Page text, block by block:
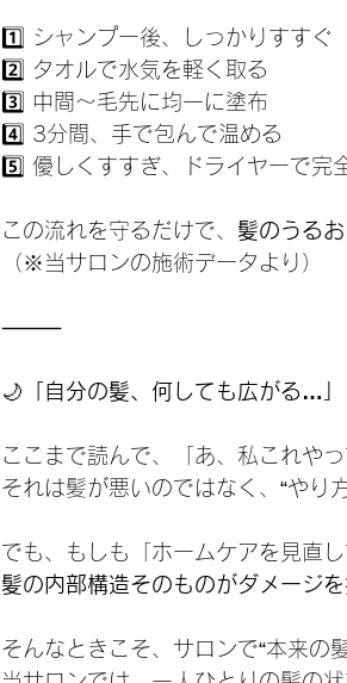
1️⃣ シャンプー後、しっかりすすぐ
2️⃣ タオルで水気を軽く取る
3️⃣ 中間〜毛先に均一に塗布
4️⃣ 3分間、手で包んで温める
5️⃣ 優しくすすぎ、ドライヤーで完
この流れを守るだけで、 髪のうる
（※当サロンの施術データより）
⸻
🌙 「自分の髪、何しても広がる…
ここまで読んで、「あ、私これや
それは髪が悪いのではなく、“やり
でも、もしも「ホームケアを見直
髪の内部構造そのものがダメージ
そんなときこそ、サロンで“本来の